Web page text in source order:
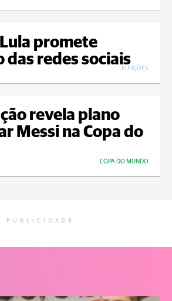
promete
das redes sociais
ELEIÇÕES
revela plano
Messi na Copa do
COPA DO MUNDO
PUBLICIDADE